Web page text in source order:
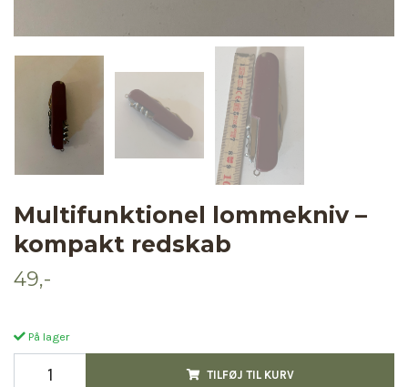
Multifunktionel lommekniv –
kompakt redskab
49,-
På lager
TILFØJ TIL KURV